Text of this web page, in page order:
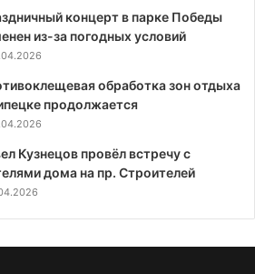
концерт в парке Победы
из-за погодных условий
обработка зон отдыха
продолжается
Кузнецов провёл встречу с
дома на пр. Строителей